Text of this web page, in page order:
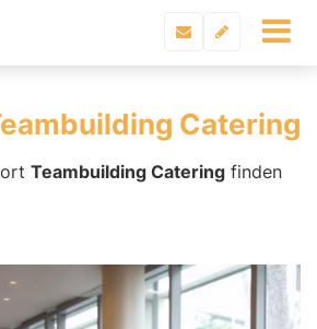
Catering
Teambuilding Catering finden